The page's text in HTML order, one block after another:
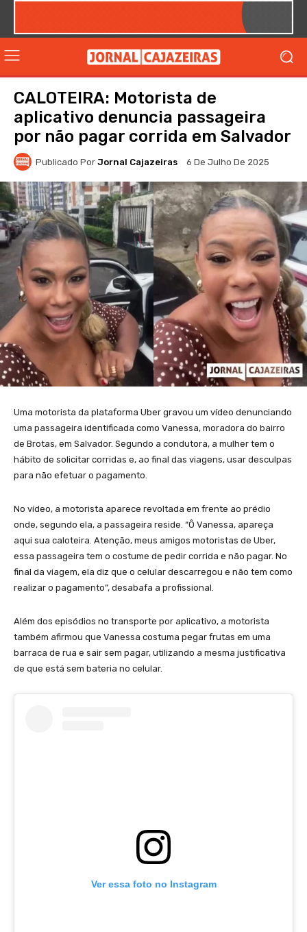
CALOTEIRA: Motorista de
aplicativo denuncia passageira
por não pagar corrida em Salvador
Publicado Por Jornal Cajazeiras 6 De Julho De 2025
Uma motorista da plataforma Uber gravou um vídeo denunciando
uma passageira identificada como Vanessa, moradora do bairro
de Brotas, em Salvador. Segundo a condutora, a mulher tem o
hábito de solicitar corridas e, ao final das viagens, usar desculpas
para não efetuar o pagamento.
No vídeo, a motorista aparece revoltada em frente ao prédio
onde, segundo ela, a passageira reside. “Ô Vanessa, apareça
aqui sua caloteira. Atenção, meus amigos motoristas de Uber,
essa passageira tem o costume de pedir corrida e não pagar. No
final da viagem, ela diz que o celular descarregou e não tem como
realizar o pagamento”, desabafa a profissional.
Além dos episódios no transporte por aplicativo, a motorista
também afirmou que Vanessa costuma pegar frutas em uma
barraca de rua e sair sem pagar, utilizando a mesma justificativa
de que está sem bateria no celular.
Ver essa foto no Instagram